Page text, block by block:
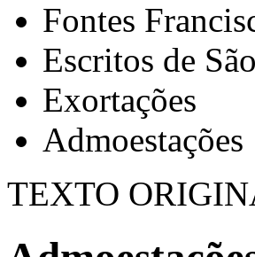
Fontes
Escritos de
Exortações
Admoestações
TEXTO